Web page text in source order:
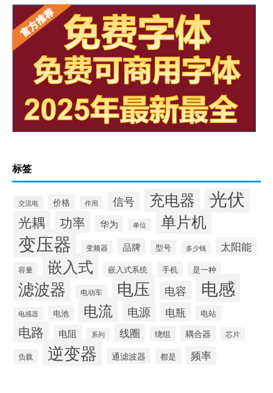
标签
交流电 价格 作用 信号 充电器 光伏
光耦 功率 华为 单位 单片机
变压器 变频器 品牌 型号 多少钱 太阳能
容量 嵌入式 嵌入式系统 手机 是一种
滤波器 电动车 电压 电容 电感
电感器 电池 电流 电源 电瓶 电站
电路 电阻 系列 线圈 绕组 耦合器 芯片
负载 逆变器 通滤波器 都是 频率